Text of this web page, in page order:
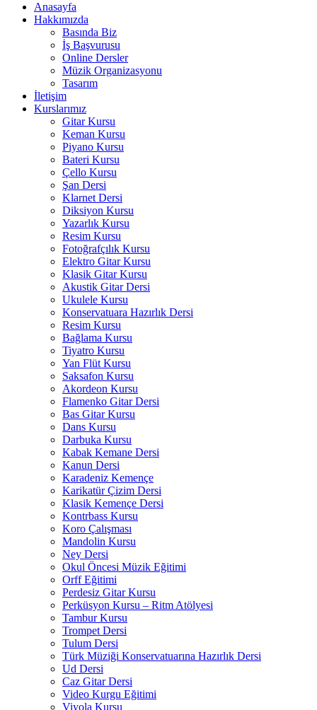
Anasayfa
Hakkımızda
Basında Biz
İş Başvurusu
Online Dersler
Müzik Organizasyonu
Tasarım
İletişim
Kurslarımız
Gitar Kursu
Keman Kursu
Piyano Kursu
Bateri Kursu
Çello Kursu
Şan Dersi
Klarnet Dersi
Diksiyon Kursu
Yazarlık Kursu
Resim Kursu
Fotoğrafçılık Kursu
Elektro Gitar Kursu
Klasik Gitar Kursu
Akustik Gitar Dersi
Ukulele Kursu
Konservatuara Hazırlık Dersi
Resim Kursu
Bağlama Kursu
Tiyatro Kursu
Yan Flüt Kursu
Saksafon Kursu
Akordeon Kursu
Flamenko Gitar Dersi
Bas Gitar Kursu
Dans Kursu
Darbuka Kursu
Kabak Kemane Dersi
Kanun Dersi
Karadeniz Kemençe
Karikatür Çizim Dersi
Klasik Kemençe Dersi
Kontrbass Kursu
Koro Çalışması
Mandolin Kursu
Ney Dersi
Okul Öncesi Müzik Eğitimi
Orff Eğitimi
Perdesiz Gitar Kursu
Perküsyon Kursu – Ritm Atölyesi
Tambur Kursu
Trompet Dersi
Tulum Dersi
Türk Müziği Konservatuarına Hazırlık Dersi
Ud Dersi
Caz Gitar Dersi
Video Kurgu Eğitimi
Viyola Kursu